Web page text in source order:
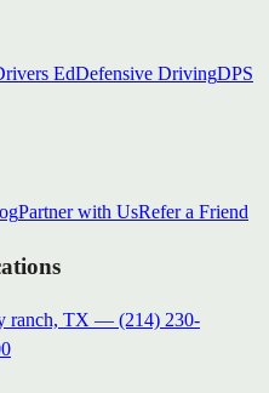
EdDefensive DrivingDPS
Partner with UsRefer a Friend
ranch, TX — (214) 230-